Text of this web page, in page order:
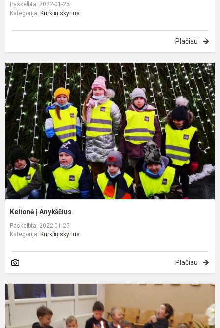
Paskelbta: 2022-01-25
Kategorija: Kurklių skyrius
Plačiau
Kelionė į Anykščius
Paskelbta: 2022-01-25
Kategorija: Kurklių skyrius
Plačiau